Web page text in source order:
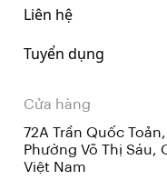
Liên hệ
Tuyển dụng
Cửa hàng
72A Trần Quốc Toản,
Phường Võ Thị Sáu,
Việt Nam